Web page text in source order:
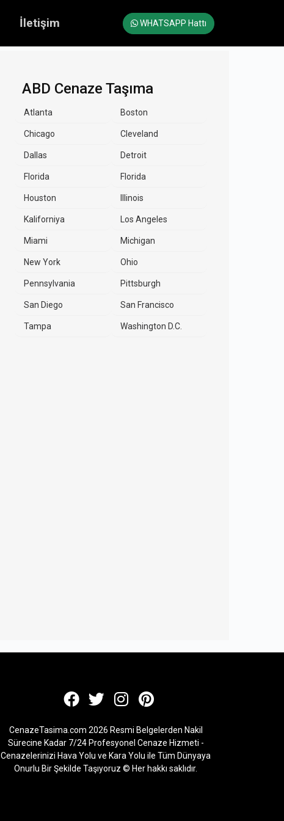
İletişim WHATSAPP Hattı
ABD Cenaze Taşıma
Atlanta Boston
Chicago Cleveland
Dallas Detroit
Florida Florida
Houston Illinois
Kaliforniya Los Angeles
Miami Michigan
New York Ohio
Pennsylvania Pittsburgh
San Diego San Francisco
Tampa Washington D.C.
CenazeTasima.com 2026 Resmi Belgelerden Nakil
Sürecine Kadar 7/24 Profesyonel Cenaze Hizmeti -
Cenazelerinizi Hava Yolu ve Kara Yolu ile Tüm Dünyaya
Onurlu Bir Şekilde Taşıyoruz © Her hakkı saklıdır.